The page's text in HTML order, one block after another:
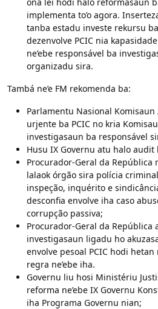
implementa to’o agora.
tanba estadu investe rekursu
dezenvolve PCIC nia
ne’ebe responsável ba
organizadu sira.
Tambá ne’e FM rekomenda ba:
Parlamentu Nasional
urjente ba PCIC no kria
investigasaun ba responsável
Husu IX Governu atu halo audit
Procurador-Geral da República
lalaok órgão sira polícia
inspeção, inquérito e
desconfia envolve iha caso
corrupção passiva;
Procurador-Geral da República
investigasaun ligadu ho
envolve pesoal PCIC hodi
regra ne’ebe iha.
Governu liu hosi Ministériu
reforma ne’ebe IX Governu
iha Programa Governu nian;